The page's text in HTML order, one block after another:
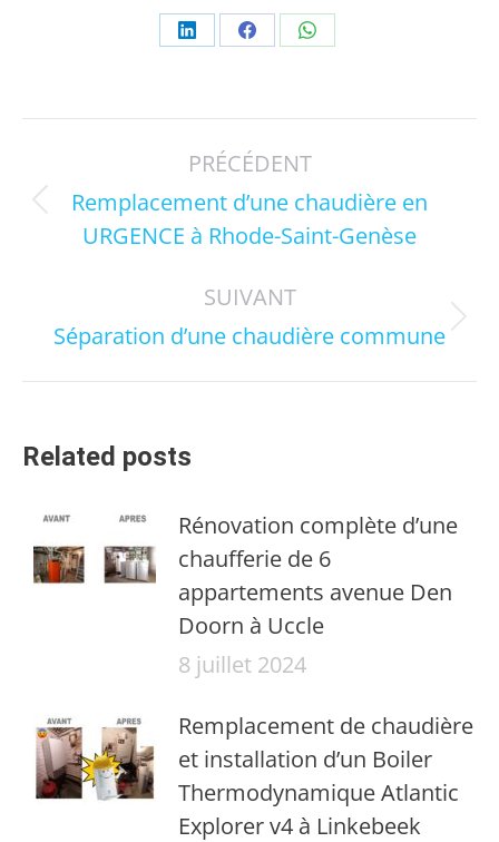
PartagerPartagerPartager
article
PRÉCÉDENT
Article
précédent
Remplacement d’une chaudière en
URGENCE à Rhode-Saint-Genèse
SUIVANT
Article
Séparation d’une chaudière commune
Related posts
Rénovation complète d’une
chaufferie de 6
appartements avenue Den
Doorn à Uccle
8 juillet 2024
Remplacement de chaudière
et installation d’un Boiler
Thermodynamique Atlantic
Explorer v4 à Linkebeek